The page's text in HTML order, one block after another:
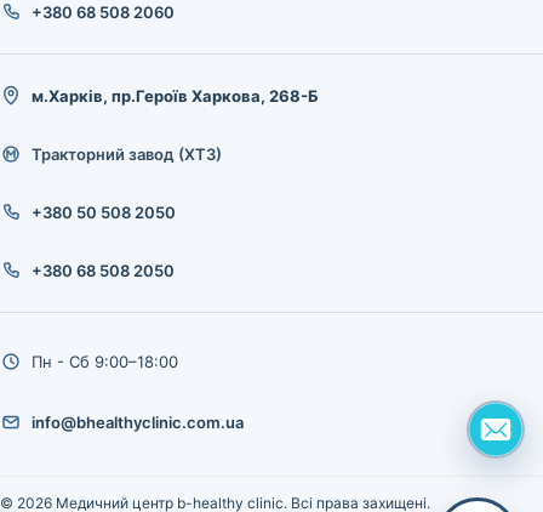
+380 68 508 2060
м.Харків, пр.Героїв Харкова, 268-Б
Тракторний завод (ХТЗ)
+380 50 508 2050
+380 68 508 2050
Пн - Сб 9:00–18:00
info@bhealthyclinic.com.ua
© 2026 Медичний центр b-healthy clinic. Всі права захищені.